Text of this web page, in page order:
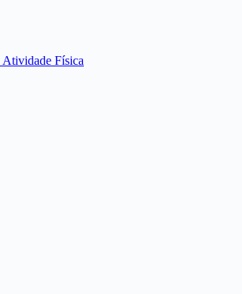
Atividade Física